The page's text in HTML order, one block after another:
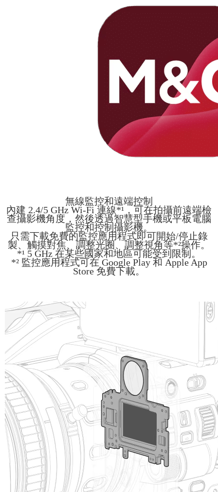
無線監控和遠端控制
內建 2.4/5 GHz Wi-Fi 連線*¹，可在拍攝前遠端檢
查攝影機角度，然後透過智慧型手機或平板電腦
監控和控制攝影機。
只需下載免費的監控應用程式即可開始/停止錄
製、觸摸對焦、調整光圈、調整視角等*²操作。
*¹ 5 GHz 在某些國家和地區可能受到限制。
*² 監控應用程式可在 Google Play 和 Apple App
Store 免費下載。